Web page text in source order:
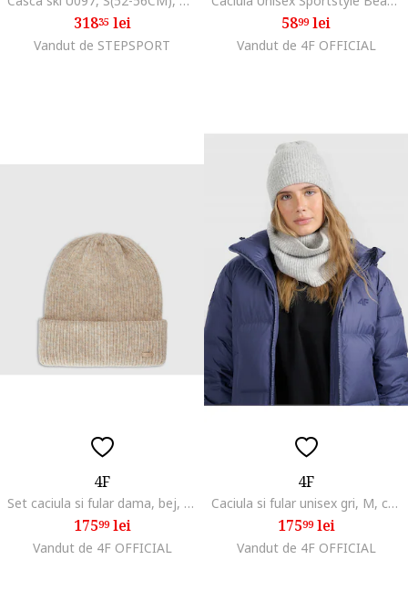
31835lei
Vandut de STEPSPORT
5899lei
Vandut de 4F OFFICIAL
4F
Set caciula si fular dama, bej, S, 3% lana, stil casual
17599lei
Vandut de 4F OFFICIAL
4F
Caciula si fular unisex gri, M, cu 3% lana
17599lei
Vandut de 4F OFFICIAL